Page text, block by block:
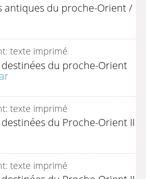
antiques du proche-Orient/
du proche-Orient
du Proche-Orient II